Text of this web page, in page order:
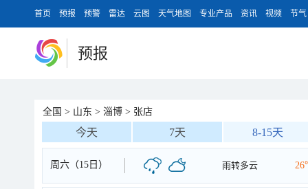
首页 预报 预警 雷达 云图 天气地图 专业产品 资讯 视频 节气
预报
全国 > 山东 > 淄博 > 张店
今天 7天 8-15天
周六（15日） 雨转多云